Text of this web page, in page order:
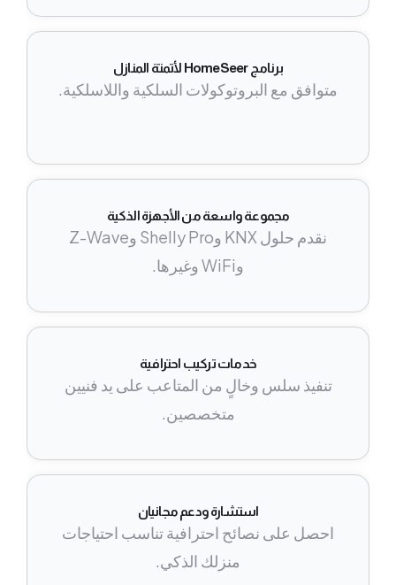
متوافق مع البروتوكولات السلكية واللاسلكية.
مجموعة واسعة من الأجهزة الذكية
نقدم حلول KNX وShelly Pro وZ-Wave
خدمات تركيب احترافية
تنفيذ سلس وخالٍ من المتاعب على يد فنيين
متخصصين.
استشارة ودعم مجانيان
احصل على نصائح احترافية تناسب احتياجات
منزلك الذكي.